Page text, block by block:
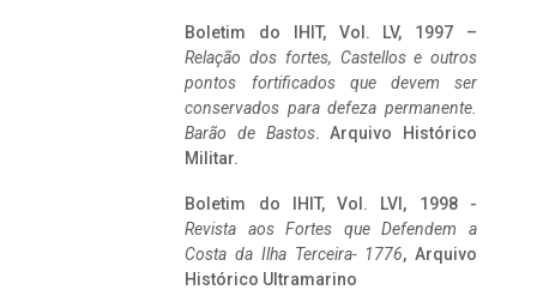
Boletim do IHIT, Vol. LV, 1997 –
Relação dos fortes, Castellos e outros
pontos fortificados que devem ser
conservados para defeza permanente.
Barão de Bastos. Arquivo Histórico
Militar.
Boletim do IHIT, Vol. LVI, 1998 -
Revista aos Fortes que Defendem a
Costa da Ilha Terceira- 1776, Arquivo
Histórico Ultramarino